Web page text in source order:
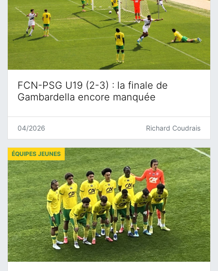
FCN-PSG U19 (2-3) : la finale de
Gambardella encore manquée
04/2026 Richard Coudrais
ÉQUIPES JEUNES